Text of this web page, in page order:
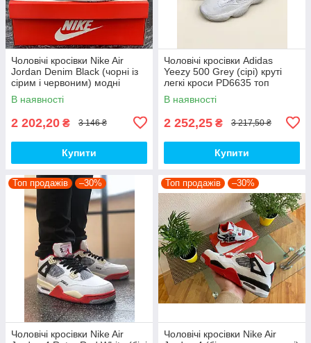
Чоловічі кросівки Nike Air
Jordan Denim Black (чорні із
сірим і червоним) модні
демісезонні кроси PD7043
топ
В наявності
2 202,20 ₴ 3 146 ₴
Купити
Чоловічі кросівки Adidas
Yeezy 500 Grey (сірі) круті
легкі кроси PD6635 топ
В наявності
2 252,25 ₴ 3 217,50 ₴
Купити
Топ продажів –30%
Чоловічі кросівки Nike Air
Топ продажів –30%
Чоловічі кросівки Nike Air